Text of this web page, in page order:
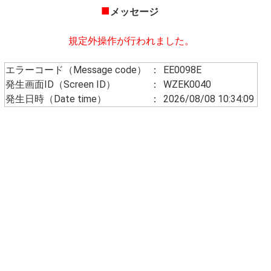
■メッセージ
規定外操作が行われました。
エラーコード（Message code） ：
EE0098E
発生画面ID（Screen ID）
：
WZEK0040
発生日時（Date time）
： 2026/08/08 10:34:09